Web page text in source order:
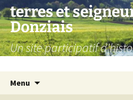
Aller
au
contenu
terres et
Donziais
Un site participatif
Menu